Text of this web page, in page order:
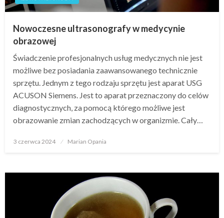
Nowoczesne ultrasonografy w medycynie
obrazowej
Świadczenie profesjonalnych usług medycznych nie jest
możliwe bez posiadania zaawansowanego technicznie
sprzętu. Jednym z tego rodzaju sprzętu jest aparat USG
ACUSON Siemens. Jest to aparat przeznaczony do celów
diagnostycznych, za pomocą którego możliwe jest
obrazowanie zmian zachodzących w organizmie. Cały…
Opublikowane
3 czerwca 2024 Marian Opania